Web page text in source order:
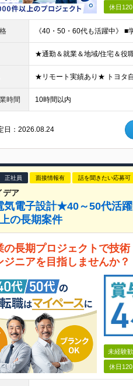
休日120
時間 10時間以内
日：2026.08.24
正社員 面接情報有 話を聞きたい応募可
デア
気電子設計★40～50代活
の長期案件
の長期プロジェクトで技
ジニアを目指しませんか？
未経験
休日120